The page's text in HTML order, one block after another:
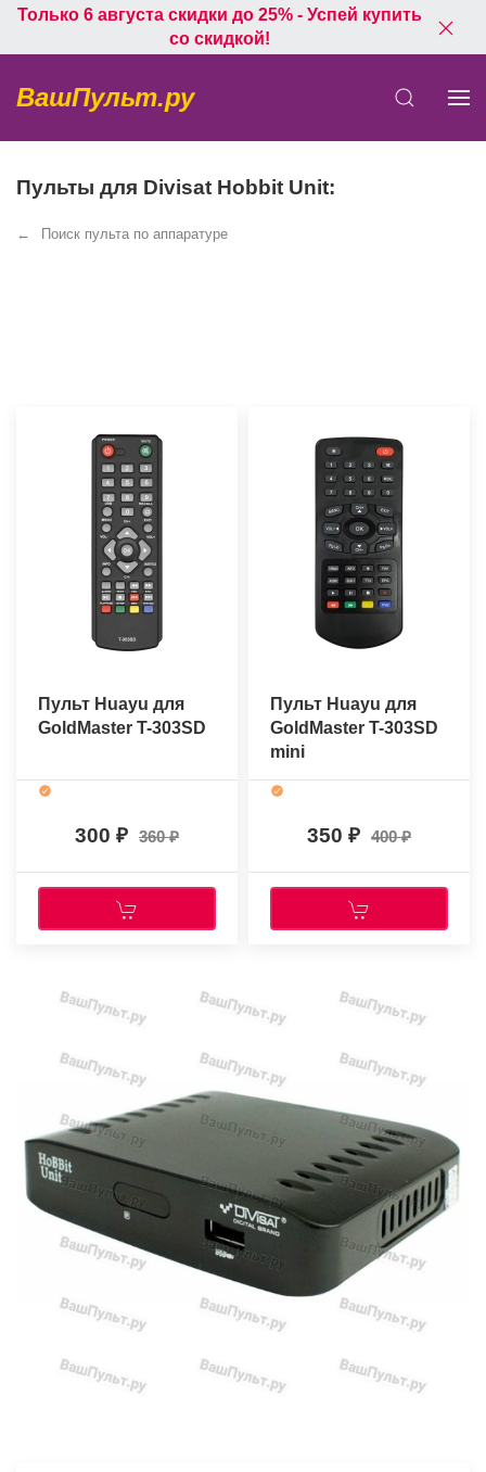
Только 6 августа скидки до 25% - Успей купить
со скидкой!
ВашПульт.ру
Пульты для Divisat Hobbit Unit:
Поиск пульта по аппаратуре
Пульт Huayu для
GoldMaster T-303SD
300 360
Пульт Huayu для
GoldMaster T-303SD
mini
350 400